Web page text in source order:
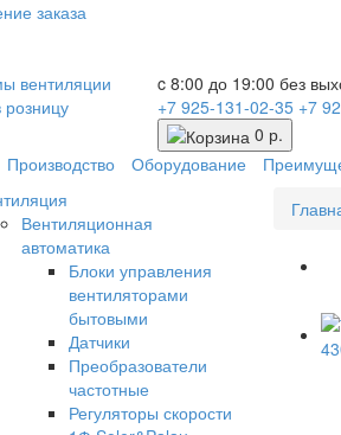
заказа
c 8:00 до 19:00 без
+7 925-131-02-35 +7
0 р.
Производство Оборудование
Вентиляционная
автоматика
Блоки управления
вентиляторами
бытовыми
Датчики
Преобразователи
частотные
Регуляторы скорости